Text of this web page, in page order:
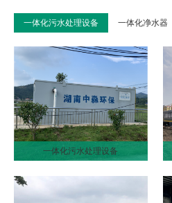
一体化污水处理设备 一体化净水器
一体化污水处理设备